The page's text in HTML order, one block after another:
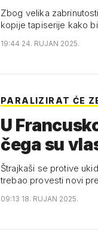
Zbog velika
kopije tapiserije kako
19:44 24. RUJAN 2025.
PARALIZIRAT ĆE
U
čega su
Štrajkaši se protive
trebao provesti novi
09:13 18. RUJAN 2025.